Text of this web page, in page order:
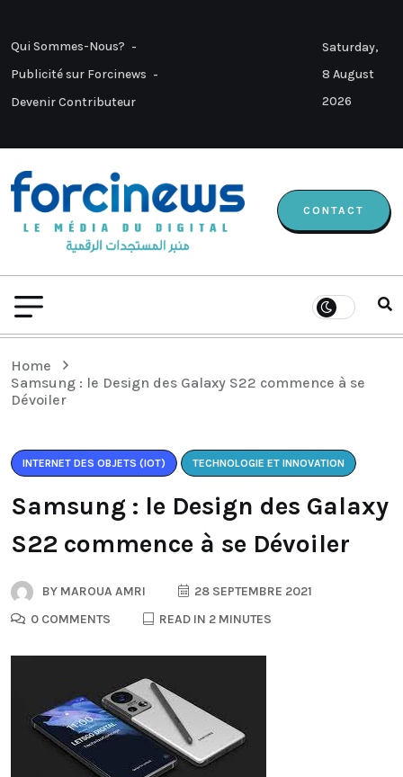
Qui Sommes-Nous?
Publicité sur Forcinews
Devenir Contributeur
Saturday,
8 August
2026
CONTACT
Home
Samsung : le Design des Galaxy S22 commence à se
Dévoiler
INTERNET DES OBJETS (IOT) TECHNOLOGIE ET INNOVATION
Samsung : le Design des Galaxy
S22 commence à se Dévoiler
BY MAROUA AMRI
28 SEPTEMBRE 2021
0 COMMENTS
READ IN 2 MINUTES